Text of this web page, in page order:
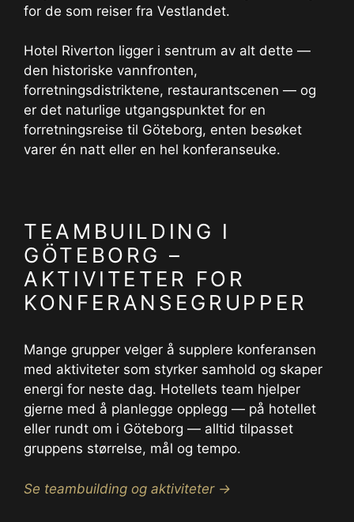
for de som reiser fra Vestlandet.
Hotel Riverton ligger i sentrum av alt dette —
den historiske vannfronten,
forretningsdistriktene, restaurantscenen — og
er det naturlige utgangspunktet for en
forretningsreise til Göteborg, enten besøket
varer én natt eller en hel konferanseuke.
TEAMBUILDING I
GÖTEBORG –
AKTIVITETER FOR
KONFERANSEGRUPPER
Mange grupper velger å supplere konferansen
med aktiviteter som styrker samhold og skaper
energi for neste dag. Hotellets team hjelper
gjerne med å planlegge opplegg — på hotellet
eller rundt om i Göteborg — alltid tilpasset
gruppens størrelse, mål og tempo.
Se teambuilding og aktiviteter →